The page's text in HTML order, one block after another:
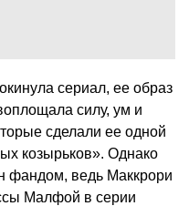
сериал, ее образ
силу, ум и
сделали ее одной
козырьков». Однако
фандом, ведь Маккрори
Малфой в серии